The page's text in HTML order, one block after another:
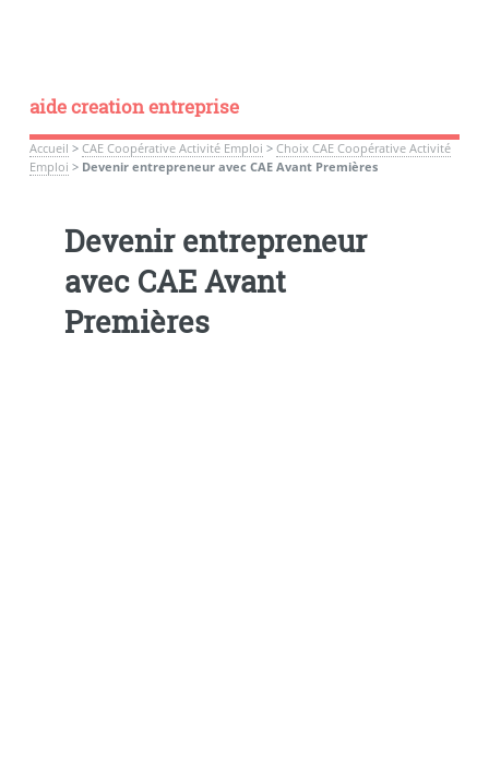
aide creation entreprise
Accueil > CAE Coopérative Activité Emploi > Choix CAE Coopérative Activité
Emploi > Devenir entrepreneur avec CAE Avant Premières
Devenir entrepreneur
avec CAE Avant
Premières